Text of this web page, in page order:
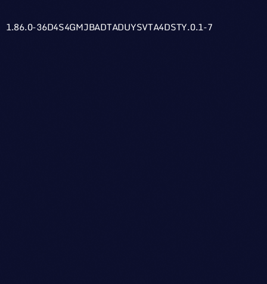
1.86.0-36D4S4GMJBADTADUYSVTA4DSTY.0.1-7